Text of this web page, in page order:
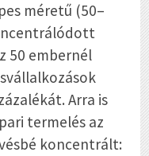
méretű (50–
50 embernél
Arra is
termelés az
koncentrált: